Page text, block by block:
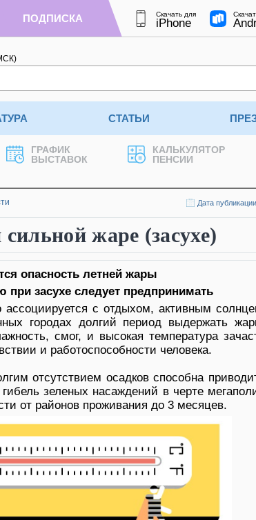
ПОДПИСКА Скачать для
iPhone
СТАТЬИ
ГРАФИК
ВЫСТАВОК
КАЛЬКУЛЯТОР
ПЕНСИИ
Дата
жаре (засухе)
опасность летней жары
при засухе следует предпринимать
с отдыхом, активным
городах долгий период выдержать
смог, и высокая температура
и работоспособности человека.
отсутствием осадков способна
зеленых насаждений в черте
от районов проживания до 3 месяцев.